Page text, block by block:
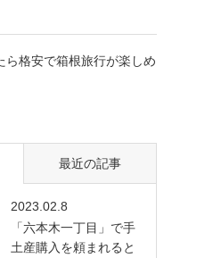
ら格安で箱根旅行が楽しめ
最近の記事
2023.02.8
「六本木一丁目」で手
土産購入を頼まれると